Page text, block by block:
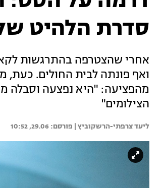
סדרת הלהיט
אחרי שהצטרפה בהתרגשות
ואף פונתה לבית החולים.
מהפציעה: "היא נפצעה וסבלה
הצילומים"
ליעד צרפתי-הרשקוביץ | 29.06, 10:52